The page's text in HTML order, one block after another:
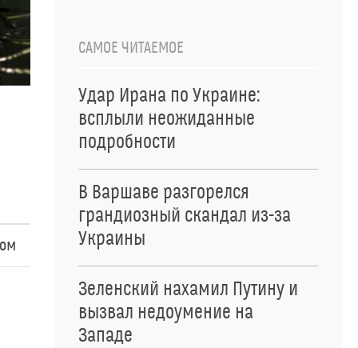
САМОЕ ЧИТАЕМОЕ
Удар Ирана по Украине:
всплыли неожиданные
подробности
В Варшаве разгорелся
грандиозный скандал из-за
Украины
Зеленский нахамил Путину и
вызвал недоумение на
Западе